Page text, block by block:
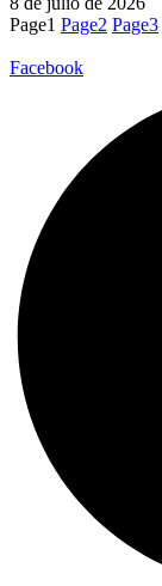
Page1 Page2 Page3
Facebook